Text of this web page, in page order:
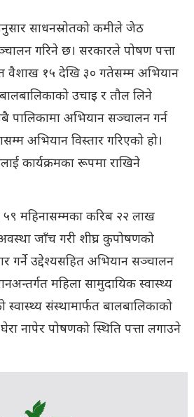
साधनस्रोतको कमीले जेठ
गरिने छ। सरकारले पोषण पत्ता
वैशाख १५ देखि ३० गतेसम्म अभियान
उचाइ र तौल लिने
अभियान सञ्चालन गर्न
अभियान विस्तार गरिएको हो।
कार्यक्रमका रूपमा राखिने
महिनासम्मका करिब २२ लाख
जाँच गरी शीघ्र कुपोषणको
गर्ने उद्देश्यसहित अभियान सञ्चालन
महिला सामुदायिक स्वास्थ्य
संस्थामार्फत बालबालिकाको
नापेर पोषणको स्थिति पत्ता लगाउने